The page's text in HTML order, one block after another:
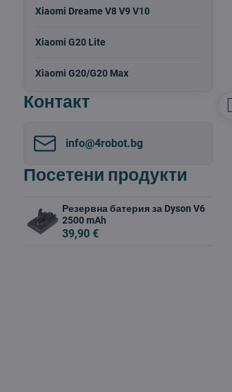
Xiaomi Dreame V8 V9 V10
Xiaomi G20 Lite
Xiaomi G20/G20 Max
Контакт
info​@4robot​.bg
Посетени продукти
Резервна батерия за Dyson V6
2500 mAh
39,90 €